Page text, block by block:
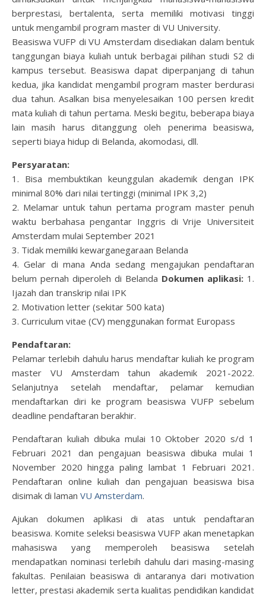
berprestasi, bertalenta, serta memiliki motivasi tinggi
untuk mengambil program master di VU University.
Beasiswa VUFP di VU Amsterdam disediakan dalam bentuk
tanggungan biaya kuliah untuk berbagai pilihan studi S2 di
kampus tersebut. Beasiswa dapat diperpanjang di tahun
kedua, jika kandidat mengambil program master berdurasi
dua tahun. Asalkan bisa menyelesaikan 100 persen kredit
mata kuliah di tahun pertama. Meski begitu, beberapa biaya
lain masih harus ditanggung oleh penerima beasiswa,
seperti biaya hidup di Belanda, akomodasi, dll.
Persyaratan:
1. Bisa membuktikan keunggulan akademik dengan IPK
minimal 80% dari nilai tertinggi (minimal IPK 3,2)
2. Melamar untuk tahun pertama program master penuh
waktu berbahasa pengantar Inggris di Vrije Universiteit
Amsterdam mulai September 2021
3. Tidak memiliki kewarganegaraan Belanda
4. Gelar di mana Anda sedang mengajukan pendaftaran
belum pernah diperoleh di Belanda Dokumen aplikasi: 1.
Ijazah dan transkrip nilai IPK
2. Motivation letter (sekitar 500 kata)
3. Curriculum vitae (CV) menggunakan format Europass
Pendaftaran:
Pelamar terlebih dahulu harus mendaftar kuliah ke program
master VU Amsterdam tahun akademik 2021-2022.
Selanjutnya setelah mendaftar, pelamar kemudian
mendaftarkan diri ke program beasiswa VUFP sebelum
deadline pendaftaran berakhir.
Pendaftaran kuliah dibuka mulai 10 Oktober 2020 s/d 1
Februari 2021 dan pengajuan beasiswa dibuka mulai 1
November 2020 hingga paling lambat 1 Februari 2021.
Pendaftaran online kuliah dan pengajuan beasiswa bisa
disimak di laman VU Amsterdam.
Ajukan dokumen aplikasi di atas untuk pendaftaran
beasiswa. Komite seleksi beasiswa VUFP akan menetapkan
mahasiswa yang memperoleh beasiswa setelah
mendapatkan nominasi terlebih dahulu dari masing-masing
fakultas. Penilaian beasiswa di antaranya dari motivation
letter, prestasi akademik serta kualitas pendidikan kandidat